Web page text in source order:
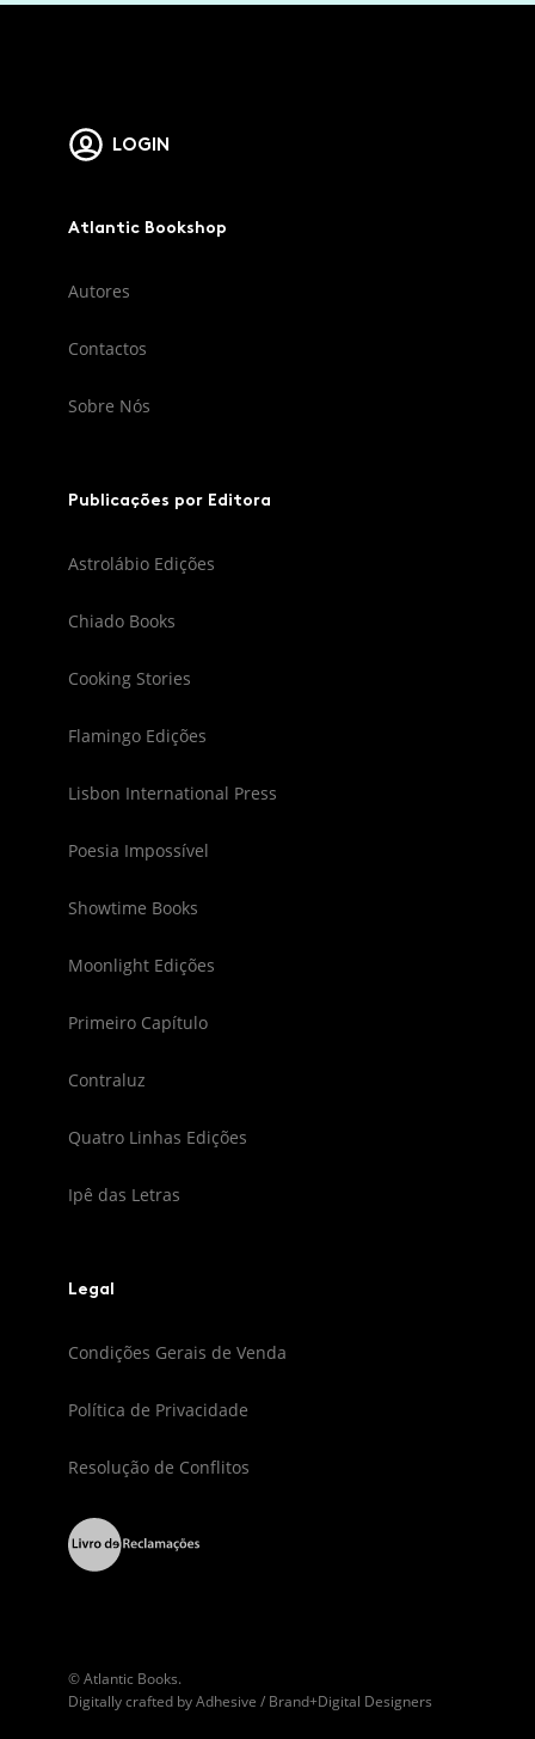
LOGIN
Atlantic Bookshop
Autores
Contactos
Sobre Nós
Publicações por Editora
Astrolábio Edições
Chiado Books
Cooking Stories
Flamingo Edições
Lisbon International Press
Poesia Impossível
Showtime Books
Moonlight Edições
Primeiro Capítulo
Contraluz
Quatro Linhas Edições
Ipê das Letras
Legal
Condições Gerais de Venda
Política de Privacidade
Resolução de Conflitos
© Atlantic Books.
Digitally crafted byAdhesive / Brand+Digital Designers